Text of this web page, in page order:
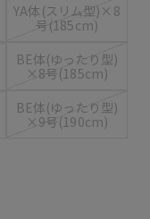
YA体(スリム型)×8
号(185cm)
BE体(ゆったり型)
×8号(185cm)
BE体(ゆったり型)
×9号(190cm)